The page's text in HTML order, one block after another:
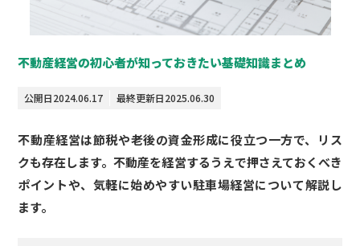
不動産経営の初心者が知っておきたい基礎知識まとめ
公開日2024.06.17 最終更新日2025.06.30
不動産経営は節税や老後の資金形成に役立つ一方で、リス
クも存在します。不動産を経営するうえで押さえておくべき
ポイントや、気軽に始めやすい駐車場経営について解説し
ます。